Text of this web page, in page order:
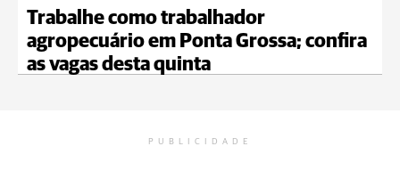
Trabalhe como trabalhador
agropecuário em Ponta Grossa; confira
as vagas desta quinta
PUBLICIDADE